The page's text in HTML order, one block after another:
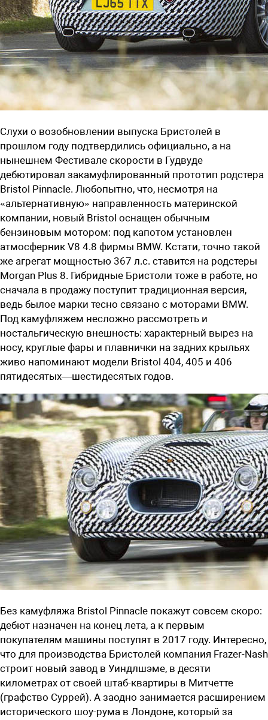
Слухи о возобновлении выпуска Бристолей в
прошлом году подтвердились официально, а на
нынешнем Фестивале скорости в Гудвуде
дебютировал закамуфлированный прототип родстера
Bristol Pinnacle. Любопытно, что, несмотря на
«альтернативную» направленность материнской
компании, новый Bristol оснащен обычным
бензиновым мотором: под капотом установлен
атмосферник V8 4.8 фирмы BMW. Кстати, точно такой
же агрегат мощностью 367 л.с. ставится на родстеры
Morgan Plus 8. Гибридные Бристоли тоже в работе, но
сначала в продажу поступит традиционная версия,
ведь былое марки тесно связано с моторами BMW.
Под камуфляжем несложно рассмотреть и
ностальгическую внешность: характерный вырез на
носу, круглые фары и плавнички на задних крыльях
живо напоминают модели Bristol 404, 405 и 406
пятидесятых—шестидесятых годов.
Без камуфляжа Bristol Pinnacle покажут совсем скоро:
дебют назначен на конец лета, а к первым
покупателям машины поступят в 2017 году. Интересно,
что для производства Бристолей компания Frazer-Nash
строит новый завод в Уиндлшэме, в десяти
километрах от своей штаб-квартиры в Митчетте
(графство Суррей). А заодно занимается расширением
исторического шоу-рума в Лондоне, который за